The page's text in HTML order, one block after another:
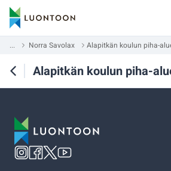
... Norra Savolax Alapitkän koulun piha-
Alapitkän koulun piha-